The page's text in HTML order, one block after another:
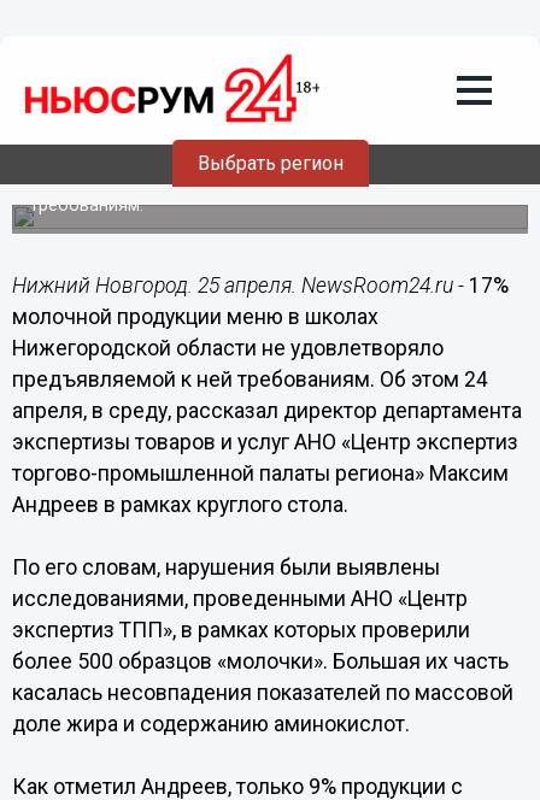
Выбрать регион
25.04.201908:59
В нижегородских школах нашли
некачественную молочную продукцию
17% продукции в школьном меню не удовлетворяло
требованиям.
Нижний Новгород. 25 апреля. NewsRoom24.ru - 17%
молочной продукции меню в школах
Нижегородской области не удовлетворяло
предъявляемой к ней требованиям. Об этом 24
апреля, в среду, рассказал директор департамента
экспертизы товаров и услуг АНО «Центр экспертиз
торгово-промышленной палаты региона» Максим
Андреев в рамках круглого стола.
По его словам, нарушения были выявлены
исследованиями, проведенными АНО «Центр
экспертиз ТПП», в рамках которых проверили
более 500 образцов «молочки». Большая их часть
касалась несовпадения показателей по массовой
доле жира и содержанию аминокислот.
Как отметил Андреев, только 9% продукции с